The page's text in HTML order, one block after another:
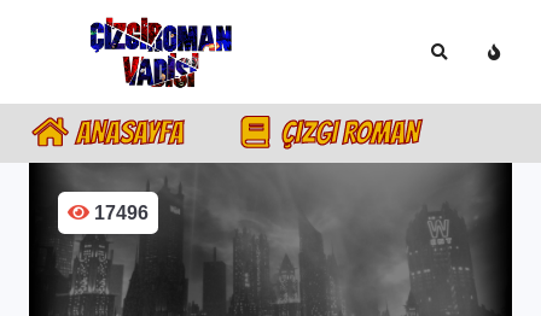
ANASAYFA ÇIZGI ROMAN
17496